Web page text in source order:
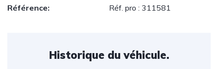
Référence: Réf. pro : 311581
Historique du véhicule.